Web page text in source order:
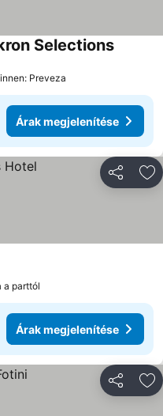
Selections
Preveza
Árak megjelenítése
a parttól
Árak megjelenítése